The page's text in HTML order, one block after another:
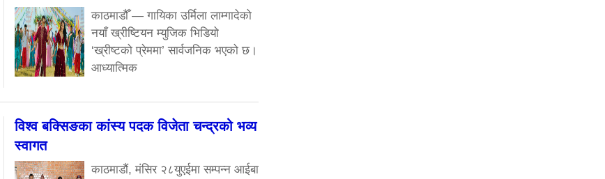
काठमाडौँ — गायिका उर्मिला लाम्गादेको
नयाँ ख्रीष्टियन म्युजिक भिडियो
‘ख्रीष्टको प्रेममा’ सार्वजनिक भएको छ।
आध्यात्मिक
विश्व बक्सिङका कांस्य पदक विजेता चन्द्रको भव्य
स्वागत
काठमाडौं, मंसिर २८युएईमा सम्पन्न आईबा